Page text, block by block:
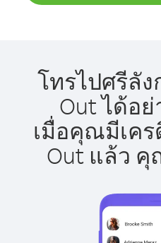
โทรไปศรีลั
Out ได้อ
เมื่อคุณมีเค
Out แล้ว